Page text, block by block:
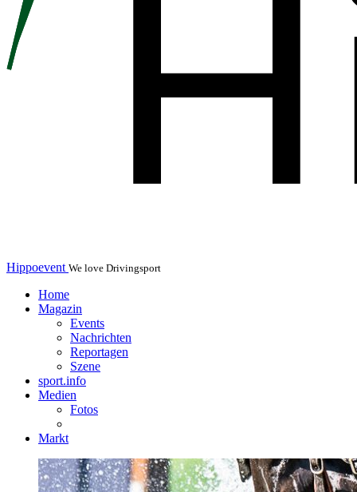
Hippoevent We love Drivingsport
Home
Magazin
Events
Nachrichten
Reportagen
Szene
sport.info
Medien
Fotos
Markt